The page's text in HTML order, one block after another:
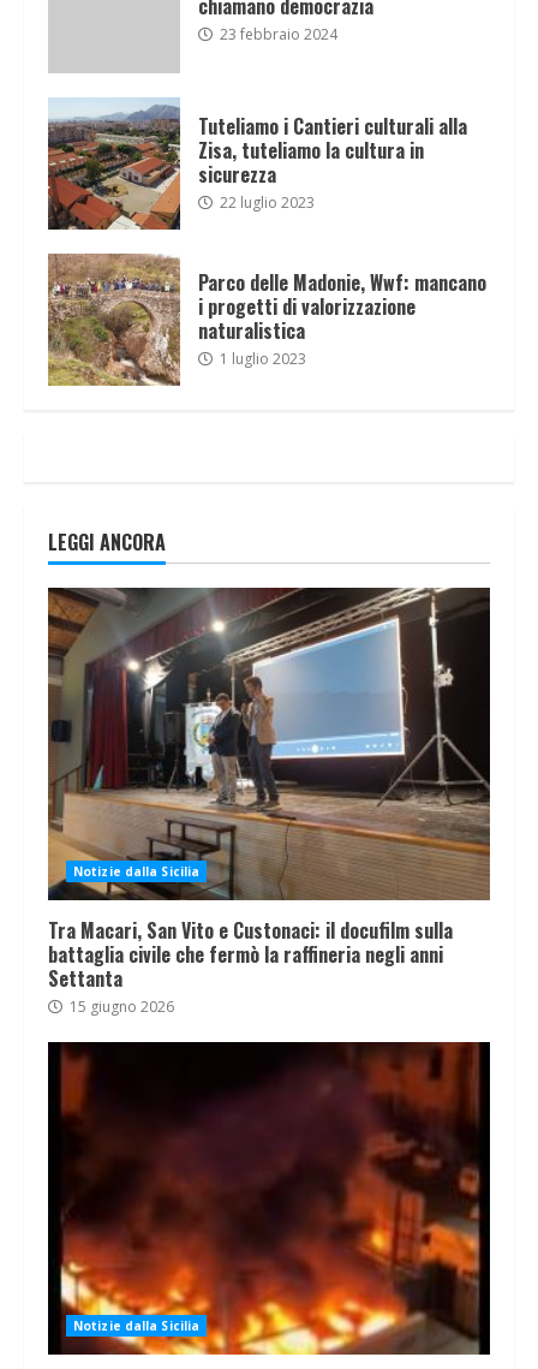
23 febbraio 2024
Tuteliamo i Cantieri culturali alla
Zisa, tuteliamo la cultura in
sicurezza
22 luglio 2023
Parco delle Madonie, Wwf: mancano
i progetti di valorizzazione
naturalistica
1 luglio 2023
LEGGI ANCORA
Notizie dalla Sicilia
Tra Macari, San Vito e Custonaci: il docufilm sulla
battaglia civile che fermò la raffineria negli anni
Settanta
15 giugno 2026
Notizie dalla Sicilia